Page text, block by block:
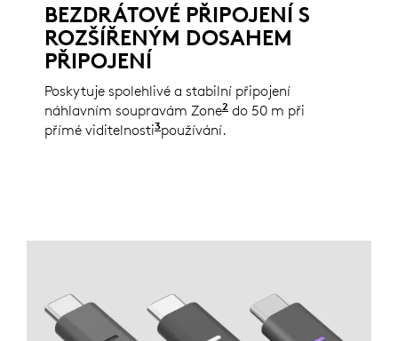
BEZDRÁTOVÉ PŘIPOJENÍ S
ROZŠÍŘENÝM DOSAHEM
PŘIPOJENÍ
Poskytuje spolehlivé a stabilní připojení
náhlavním soupravám Zone2 Úplný seznam
do 50 m při
přímé viditelnosti3Dosah bezdrátového připojení se
používání.